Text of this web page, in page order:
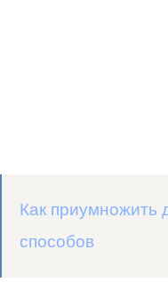
Как приумножить
способов